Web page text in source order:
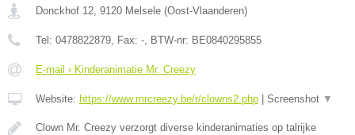
Donckhof 12, 9120 Melsele (Oost-Vlaanderen)
Tel: 0478822879, Fax: -, BTW-nr: BE0840295855
E-mail › Kinderanimatie Mr. Creezy
Website: https://www.mrcreezy.be/r/clowns2.php Screenshot ▼
Clown Mr. Creezy verzorgt diverse kinderanimaties op talrijke